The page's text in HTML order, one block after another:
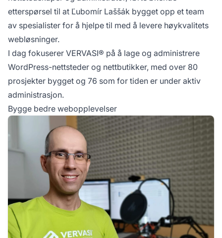
etterspørsel til at Ľubomír Laššák bygget opp et team
av spesialister for å hjelpe til med å levere høykvalitets
webløsninger.
I dag fokuserer VERVASI® på å lage og administrere
WordPress-nettsteder og nettbutikker, med over 80
prosjekter bygget og 76 som for tiden er under aktiv
administrasjon.
Bygge bedre webopplevelser